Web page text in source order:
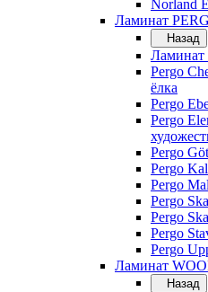
Norland
Ламинат
Назад
Ламинат
Pergo
ёлка
Pergo
Pergo
Pergo
Pergo
Pergo
Pergo
Pergo
Pergo
Pergo
Ламинат
Назад